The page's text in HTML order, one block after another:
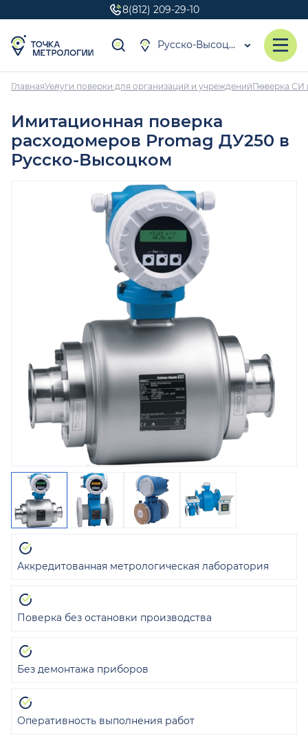
8(812) 209-29-10
Русско-Высоцкое
ГлавнаяУслуги поверки для организаций и учрежденийПоверка СИ
Имитационная поверка
расходомеров Promag ДУ250 в
Русско-Высоцком
Аккредитованная метрологическая лаборатория
Поверка без остановки производства
Без демонтажа приборов
Оперативность выполнения работ